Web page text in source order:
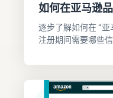
如何在亚马逊
逐步了解如何在 “
注册期间需要哪些信